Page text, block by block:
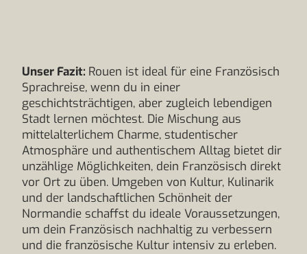
Unser Fazit: Rouen ist ideal für eine Französisch
Sprachreise, wenn du in einer
geschichtsträchtigen, aber zugleich lebendigen
Stadt lernen möchtest. Die Mischung aus
mittelalterlichem Charme, studentischer
Atmosphäre und authentischem Alltag bietet dir
unzählige Möglichkeiten, dein Französisch direkt
vor Ort zu üben. Umgeben von Kultur, Kulinarik
und der landschaftlichen Schönheit der
Normandie schaffst du ideale Voraussetzungen,
um dein Französisch nachhaltig zu verbessern
und die französische Kultur intensiv zu erleben.